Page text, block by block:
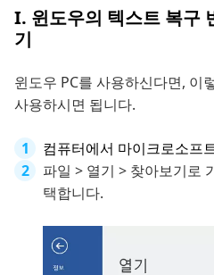
I. 윈도우의 텍스트 복구
기
윈도우 PC를 사용하신다면, 이
사용하시면 됩니다.
컴퓨터에서 마이크로소프
파일 > 열기 > 찾아보기로
택합니다.